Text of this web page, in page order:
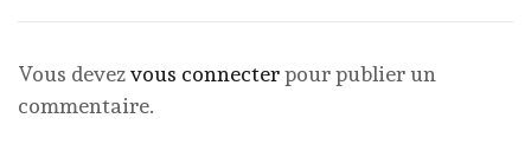
Vous devezvous connecterpour publier un
commentaire.